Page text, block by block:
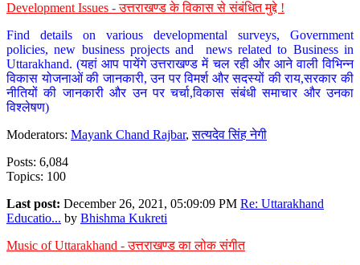
Development Issues - उत्तराखण्ड के विकास से संबंधित मुद्दे !
Find details on various developmental surveys, Government
policies, new business projects and news related to Business in
Uttarakhand. (यहां आप पायेंगे उत्तराखण्ड में चल रही और आने वाली विभिन्न
विकास योजनाओं की जानकारी, उन पर विमर्श और सदस्यों की राय,सरकार की
नीतियों की जानकारी और उन पर चर्चा,विकास संबंधी समाचार और उनका
विश्लेषण)
Moderators: Mayank Chand Rajbar,सत्यदेव सिंह नेगी
Posts: 6,084
Topics: 100
Last post: December 26, 2021, 05:09:09 PM Re: Uttarakhand
Educatio... by Bhishma Kukreti
Music of Uttarakhand - उत्तराखण्ड का लोक संगीत